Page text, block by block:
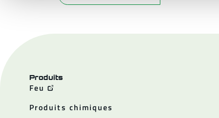
Produits
Feu
Produits chimiques